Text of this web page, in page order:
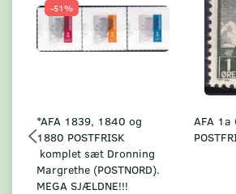
-51%
*AFA 1839, 1840 og
1880 POSTFRISK
komplet sæt Dronning
Margrethe (POSTNORD).
MEGA SJÆLDNE!!!
AFA 1a